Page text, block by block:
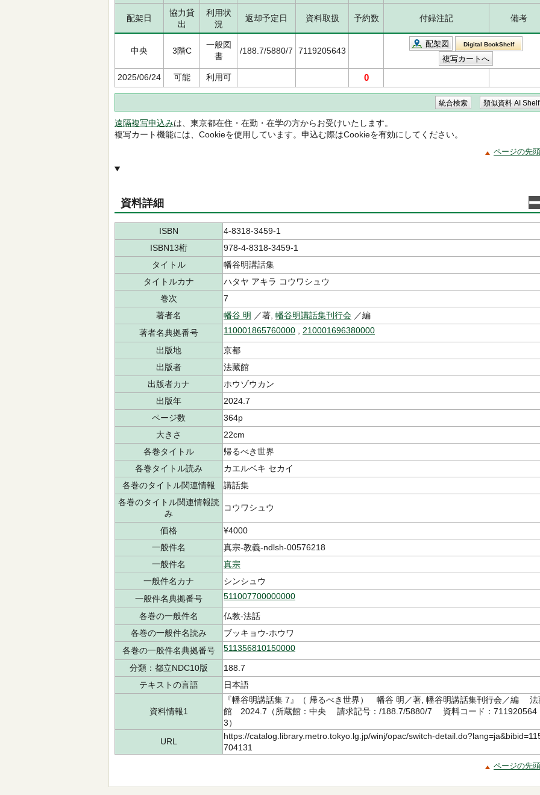
配架日
協力貸
出
利用状
況
返却予定日 資料取扱 予約数 付録注記 備考
中央 3階C
一般図
書
/188.7/5880/7 7119205643
配架図 Digital BookShelf
2025/06/24 可能 利用可 0
遠隔複写申込みは、東京都在住・在勤・在学の方からお受けいたします。
複写カート機能には、Cookieを使用しています。申込む際はCookieを有効にしてください。
ページの先
資料詳細
ISBN
4-8318-3459-1
ISBN13桁
978-4-8318-3459-1
タイトル
幡谷明講話集
タイトルカナ
ハタヤ アキラ コウワシュウ
巻次
7
著者名
幡谷 明 ／著, 幡谷明講話集刊行会 ／編
著者名典拠番号
110001865760000 210001696380000
出版地
京都
出版者
法藏館
出版者カナ
ホウゾウカン
出版年
2024.7
ページ数
364p
大きさ
22cm
各巻タイトル
帰るべき世界
各巻タイトル読み
カエルベキ セカイ
各巻のタイトル関連情報
講話集
各巻のタイトル関連情報読
み
コウワシュウ
価格
¥4000
一般件名
真宗-教義-ndlsh-00576218
一般件名
真宗
一般件名カナ
シンシュウ
一般件名典拠番号
511007700000000
各巻の一般件名
仏教-法話
各巻の一般件名読み
ブッキョウ-ホウワ
各巻の一般件名典拠番号
511356810150000
分類：都立NDC10版
188.7
テキストの言語
日本語
資料情報1
『幡谷明講話集 7』（ 帰るべき世界） 幡谷 明／著, 幡谷明講話集刊行会／編 法
館 2024.7（所蔵館：中央 請求記号：/188.7/5880/7 資料コード：711920564
3）
URL
https://catalog.library.metro.tokyo.lg.jp/winj/opac/switch-
704131
ページの先